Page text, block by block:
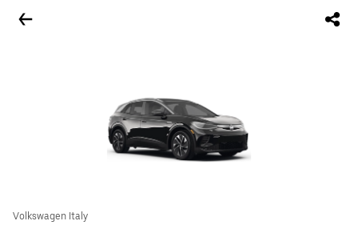
Volkswagen Italy